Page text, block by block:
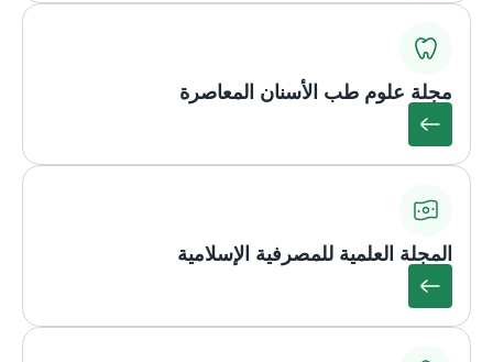
مجلة علوم طب الأسنان المعاصرة
المجلة العلمية للمصرفية الإسلامية